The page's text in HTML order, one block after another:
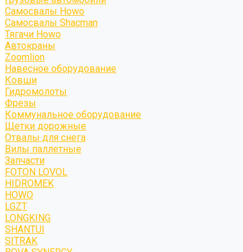
Самосвалы Howo
Самосвалы Shacman
Тягачи Howo
Автокраны
Zoomlion
Навесное оборудование
Ковши
Гидромолоты
Фрезы
Коммунальное оборудование
Щетки дорожные
Отвалы для снега
Вилы паллетные
Запчасти
FOTON LOVOL
HIDROMEK
HOWO
LGZT
LONGKING
SHANTUI
SITRAK